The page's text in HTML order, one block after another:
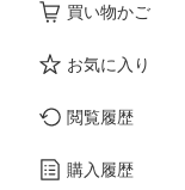
買い物かご
お気に入り
閲覧履歴
購入履歴